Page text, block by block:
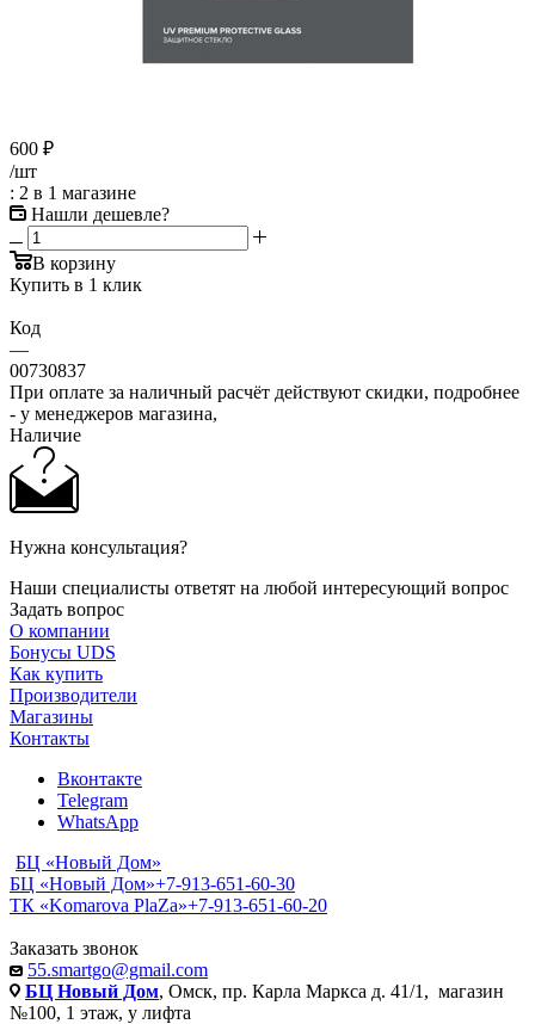
600 ₽
/шт
: 2 в 1 магазине
Нашли дешевле?
В корзину
Купить в 1 клик
Код
—
00730837
При оплате за наличный расчёт действуют скидки, подробнее
- у менеджеров магазина,
Наличие
Нужна консультация?
Наши специалисты ответят на любой интересующий вопрос
Задать вопрос
О компании
Бонусы UDS
Как купить
Производители
Магазины
Контакты
Вконтакте
Telegram
WhatsApp
БЦ «Новый Дом»
БЦ «Новый Дом»+7-913-651-60-30
ТК «Komarova PlaZa»+7-913-651-60-20
Заказать звонок
55.smartgo@gmail.com
БЦ Новый Дом, Омск, пр. Карла Маркса д. 41/1, магазин
№100, 1 этаж, у лифта